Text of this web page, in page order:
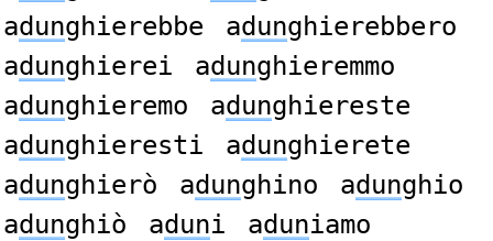
adunghierebbe adunghierebbero
adunghierei adunghieremmo
adunghieremo adunghiereste
adunghieresti adunghierete
adunghierò adunghino adunghio
adunghiò aduni aduniamo